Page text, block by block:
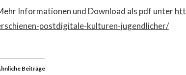
Informationen und Download als pdf unter
postdigitale-kulturen-jugendlicher/
Beiträge